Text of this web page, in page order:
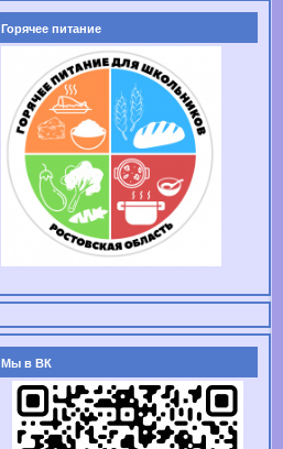
Горячее питание
Мы в ВК